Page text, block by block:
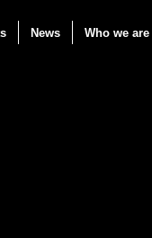
News Who we are